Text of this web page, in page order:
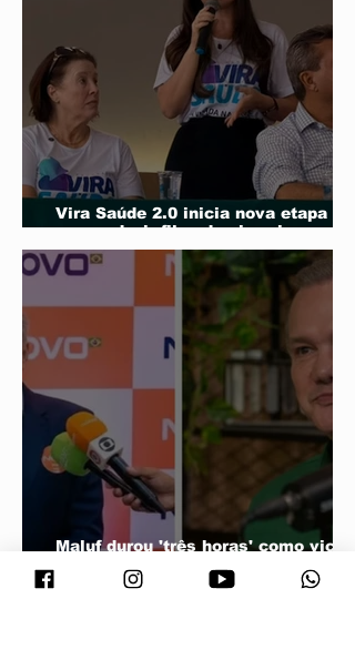
Vira Saúde 2.0 inicia nova etapa
para reduzir filas de cirurgias
eletivas
Maluf durou 'três horas' como vice;